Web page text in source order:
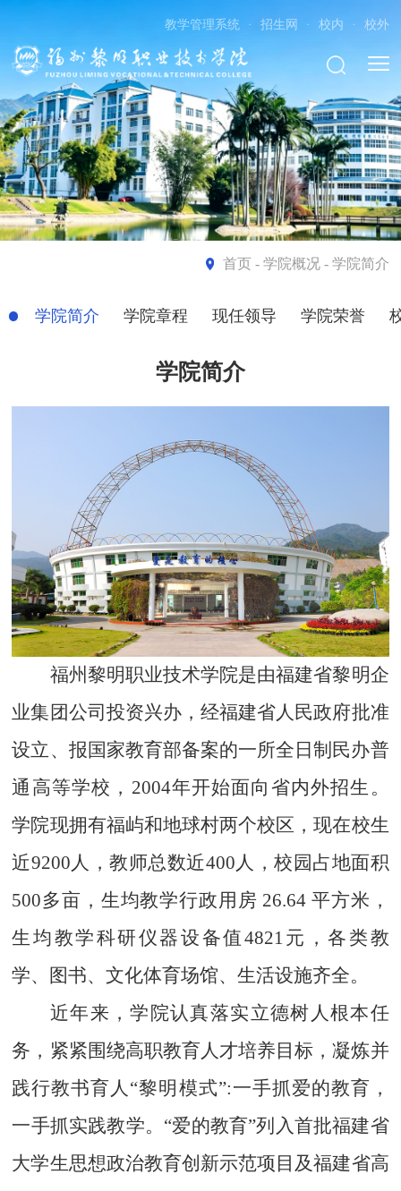
教学管理系统 · 招生网 · 校内 · 校外
首页- 学院概况 - 学院简介
学院简介 学院章程 现任领导 学院荣誉
学院简介
福州黎明职业技术学院是由福建省黎明企
业集团公司投资兴办，经福建省人民政府批准
设立、报 国家教育部备案的一所全日制民办普
通高等学校，2004年开始面向省内外招生。
学院现拥有福屿和地球村两个校区 ，现在校生
近9200 人 ，教师总数近400 人，校园占地面积
500多亩，生均教学行政用房 26.64 平方米，
生均教学科研仪器设备值4821 元，各类教
学、
图书、文化体育场馆、生活设施齐全。
近年来，学院认真落实立德树人根本任
务，紧紧围绕高职教育人才培养目标，凝炼并
践行教书育人 “黎明模式”:一手抓爱的教育，
一手抓实践教学。 “爱的教育”列入首批福建省
大学生思想政治教育创新示范项目 及福建省高